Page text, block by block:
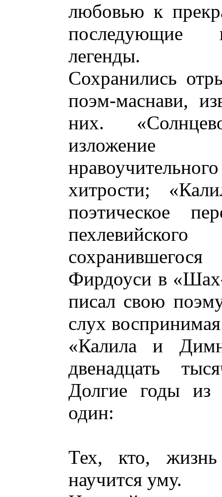
любовью к
последующие
легенды.
Сохранились
поэм-маснави,
них.
изложение
хитрости;
поэтическое
Фирдоуси в
писал свою
слух
«Калила и
двенадцать
Долгие годы из
один:
Тех, кто,
научится уму.